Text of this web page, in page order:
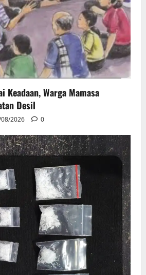
Keadaan, Warga Mamasa
Desil
2026 0